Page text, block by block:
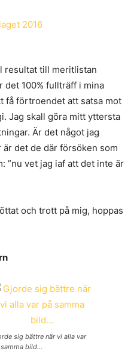
resultat till meritlistan
det 100% fullträff i mina
få förtroendet att satsa mot
Jag skall göra mitt yttersta
Är det något jag
det de där försöken som
”nu vet jag iaf att det inte är
och trott på mig, hoppas
sig bättre när vi alla var
bild…